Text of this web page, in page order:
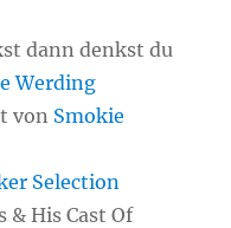
dann denkst du
Werding
von Smokie
Selection
& His Cast Of